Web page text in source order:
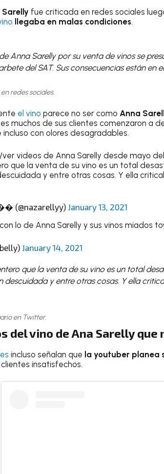
fue criticada en redes sociales
llegaba en malas condiciones.
Anna Sarelly por su venta de vinos se
del SAT. Sus consecuencias están en
redes sociales.
el vino parece no ser como Anna
muchos de sus clientes comenzaron a
con olores desagradables.
videos de Anna Sarelly desde mayo
que la venta de su vino es un total
y entre otras cosas. Y ella
(@nazarellyy) January 13, 2021
lo de Anna Sarelly y sus vinos miados
January 14, 2021
que la venta de su vino es un total
descuidada y entre otras cosas. Y ella
en Twitter.
del vino de Ana Sarelly
incluso señalan que la youtuber planea
insatisfechos.